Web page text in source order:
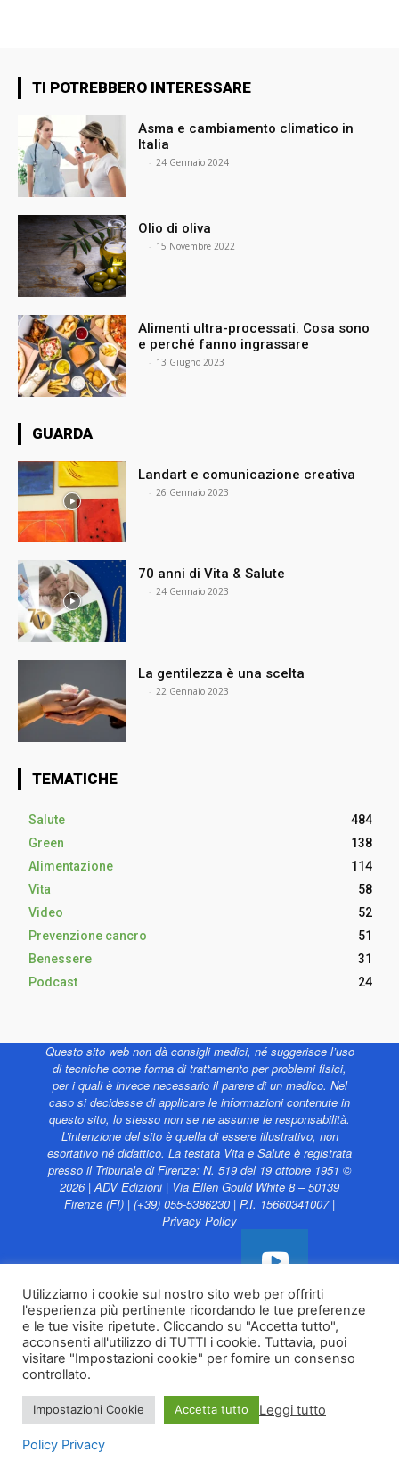
TI POTREBBERO INTERESSARE
Asma e cambiamento climatico in
Italia
- 24 Gennaio 2024
Olio di oliva
- 15 Novembre 2022
Alimenti ultra-processati. Cosa sono
e perché fanno ingrassare
- 13 Giugno 2023
GUARDA
Landart e comunicazione creativa
- 26 Gennaio 2023
70 anni di Vita & Salute
- 24 Gennaio 2023
La gentilezza è una scelta
- 22 Gennaio 2023
TEMATICHE
Salute
484
Green
138
Alimentazione
114
Vita
58
Video
52
Prevenzione cancro
51
Benessere
31
Podcast
24
Questo sito web non dà consigli medici, né suggerisce l’uso
di tecniche come forma di trattamento per problemi fisici,
per i quali è invece necessario il parere di un medico. Nel
caso si decidesse di applicare le informazioni contenute in
questo sito, lo stesso non se ne assume le responsabilità.
L’intenzione del sito è quella di essere illustrativo, non
esortativo né didattico. La testata Vita e Salute è registrata
presso il Tribunale di Firenze: N. 519 del 19 ottobre 1951 ©
2026 | ADV Edizioni | Via Ellen Gould White 8 – 50139
Firenze (FI) | (+39) 055-5386230 | P.I. 15660341007 |
Privacy Policy
Vita e Salute web è
sostenuto da
Utilizziamo i cookie sul nostro sito web per offrirti
l'esperienza più pertinente ricordando le tue preferenze
e le tue visite ripetute. Cliccando su "Accetta tutto",
acconsenti all'utilizzo di TUTTI i cookie. Tuttavia, puoi
visitare "Impostazioni cookie" per fornire un consenso
controllato.
Impostazioni Cookie Accetta tutto Leggi tutto
Policy Privacy